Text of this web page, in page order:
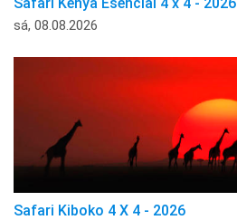
sá, 08.08.2026
Safari Kiboko 4 X 4 - 2026